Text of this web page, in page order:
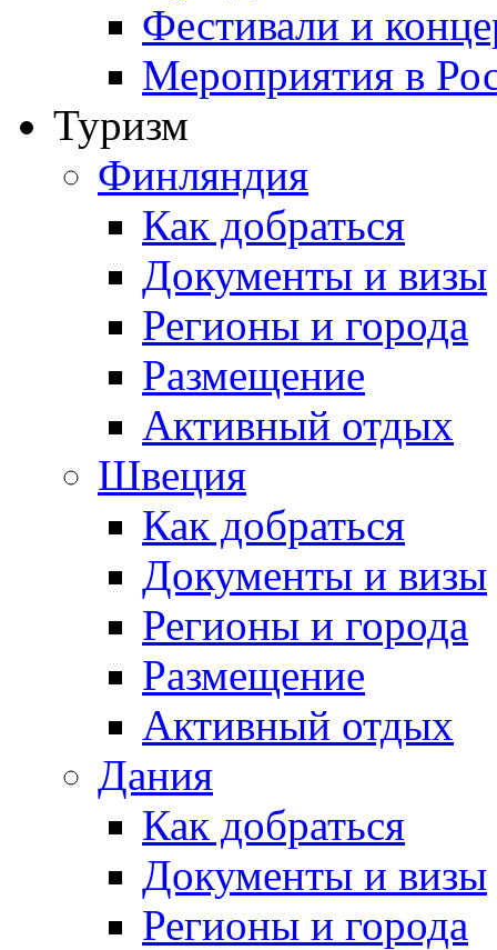
Фестивали и
Мероприятия в
Туризм
Финляндия
Как добраться
Документы и визы
Регионы и города
Размещение
Активный отдых
Швеция
Как добраться
Документы и визы
Регионы и города
Размещение
Активный отдых
Дания
Как добраться
Документы и визы
Регионы и города